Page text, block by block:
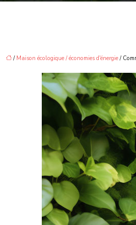
/ Maison écologique / économies d'énergie /